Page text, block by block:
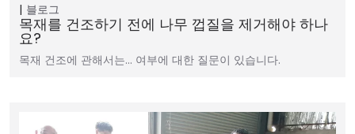
블로그
목재를 건조하기 전에 나무 껍질을 제거해야 하나
요?
목재 건조에 관해서는… 여부에 대한 질문이 있습니다.